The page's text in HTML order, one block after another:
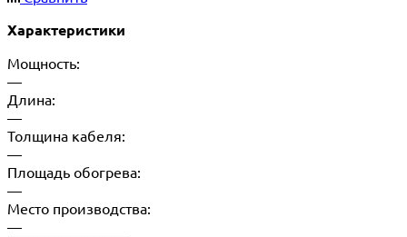
Характеристики
Мощность:
—
Длина:
—
Толщина кабеля:
—
Площадь обогрева:
—
Место производства:
—